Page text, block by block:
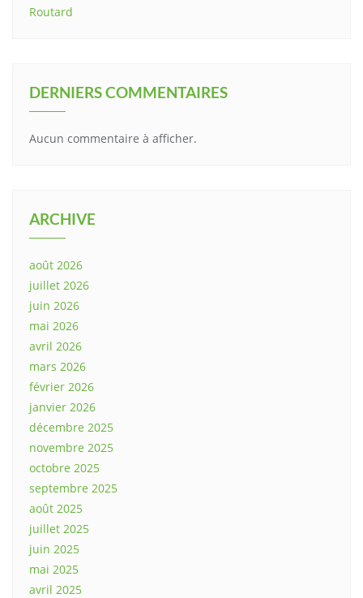
Routard
DERNIERS COMMENTAIRES
Aucun commentaire à afficher.
ARCHIVE
août 2026
juillet 2026
juin 2026
mai 2026
avril 2026
mars 2026
février 2026
janvier 2026
décembre 2025
novembre 2025
octobre 2025
septembre 2025
août 2025
juillet 2025
juin 2025
mai 2025
avril 2025